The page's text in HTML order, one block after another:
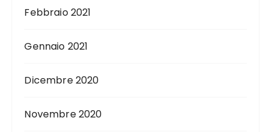
Febbraio 2021
Gennaio 2021
Dicembre 2020
Novembre 2020